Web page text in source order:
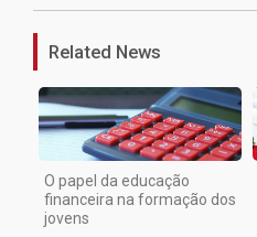
Related News
O papel da educação
financeira na formação dos
jovens